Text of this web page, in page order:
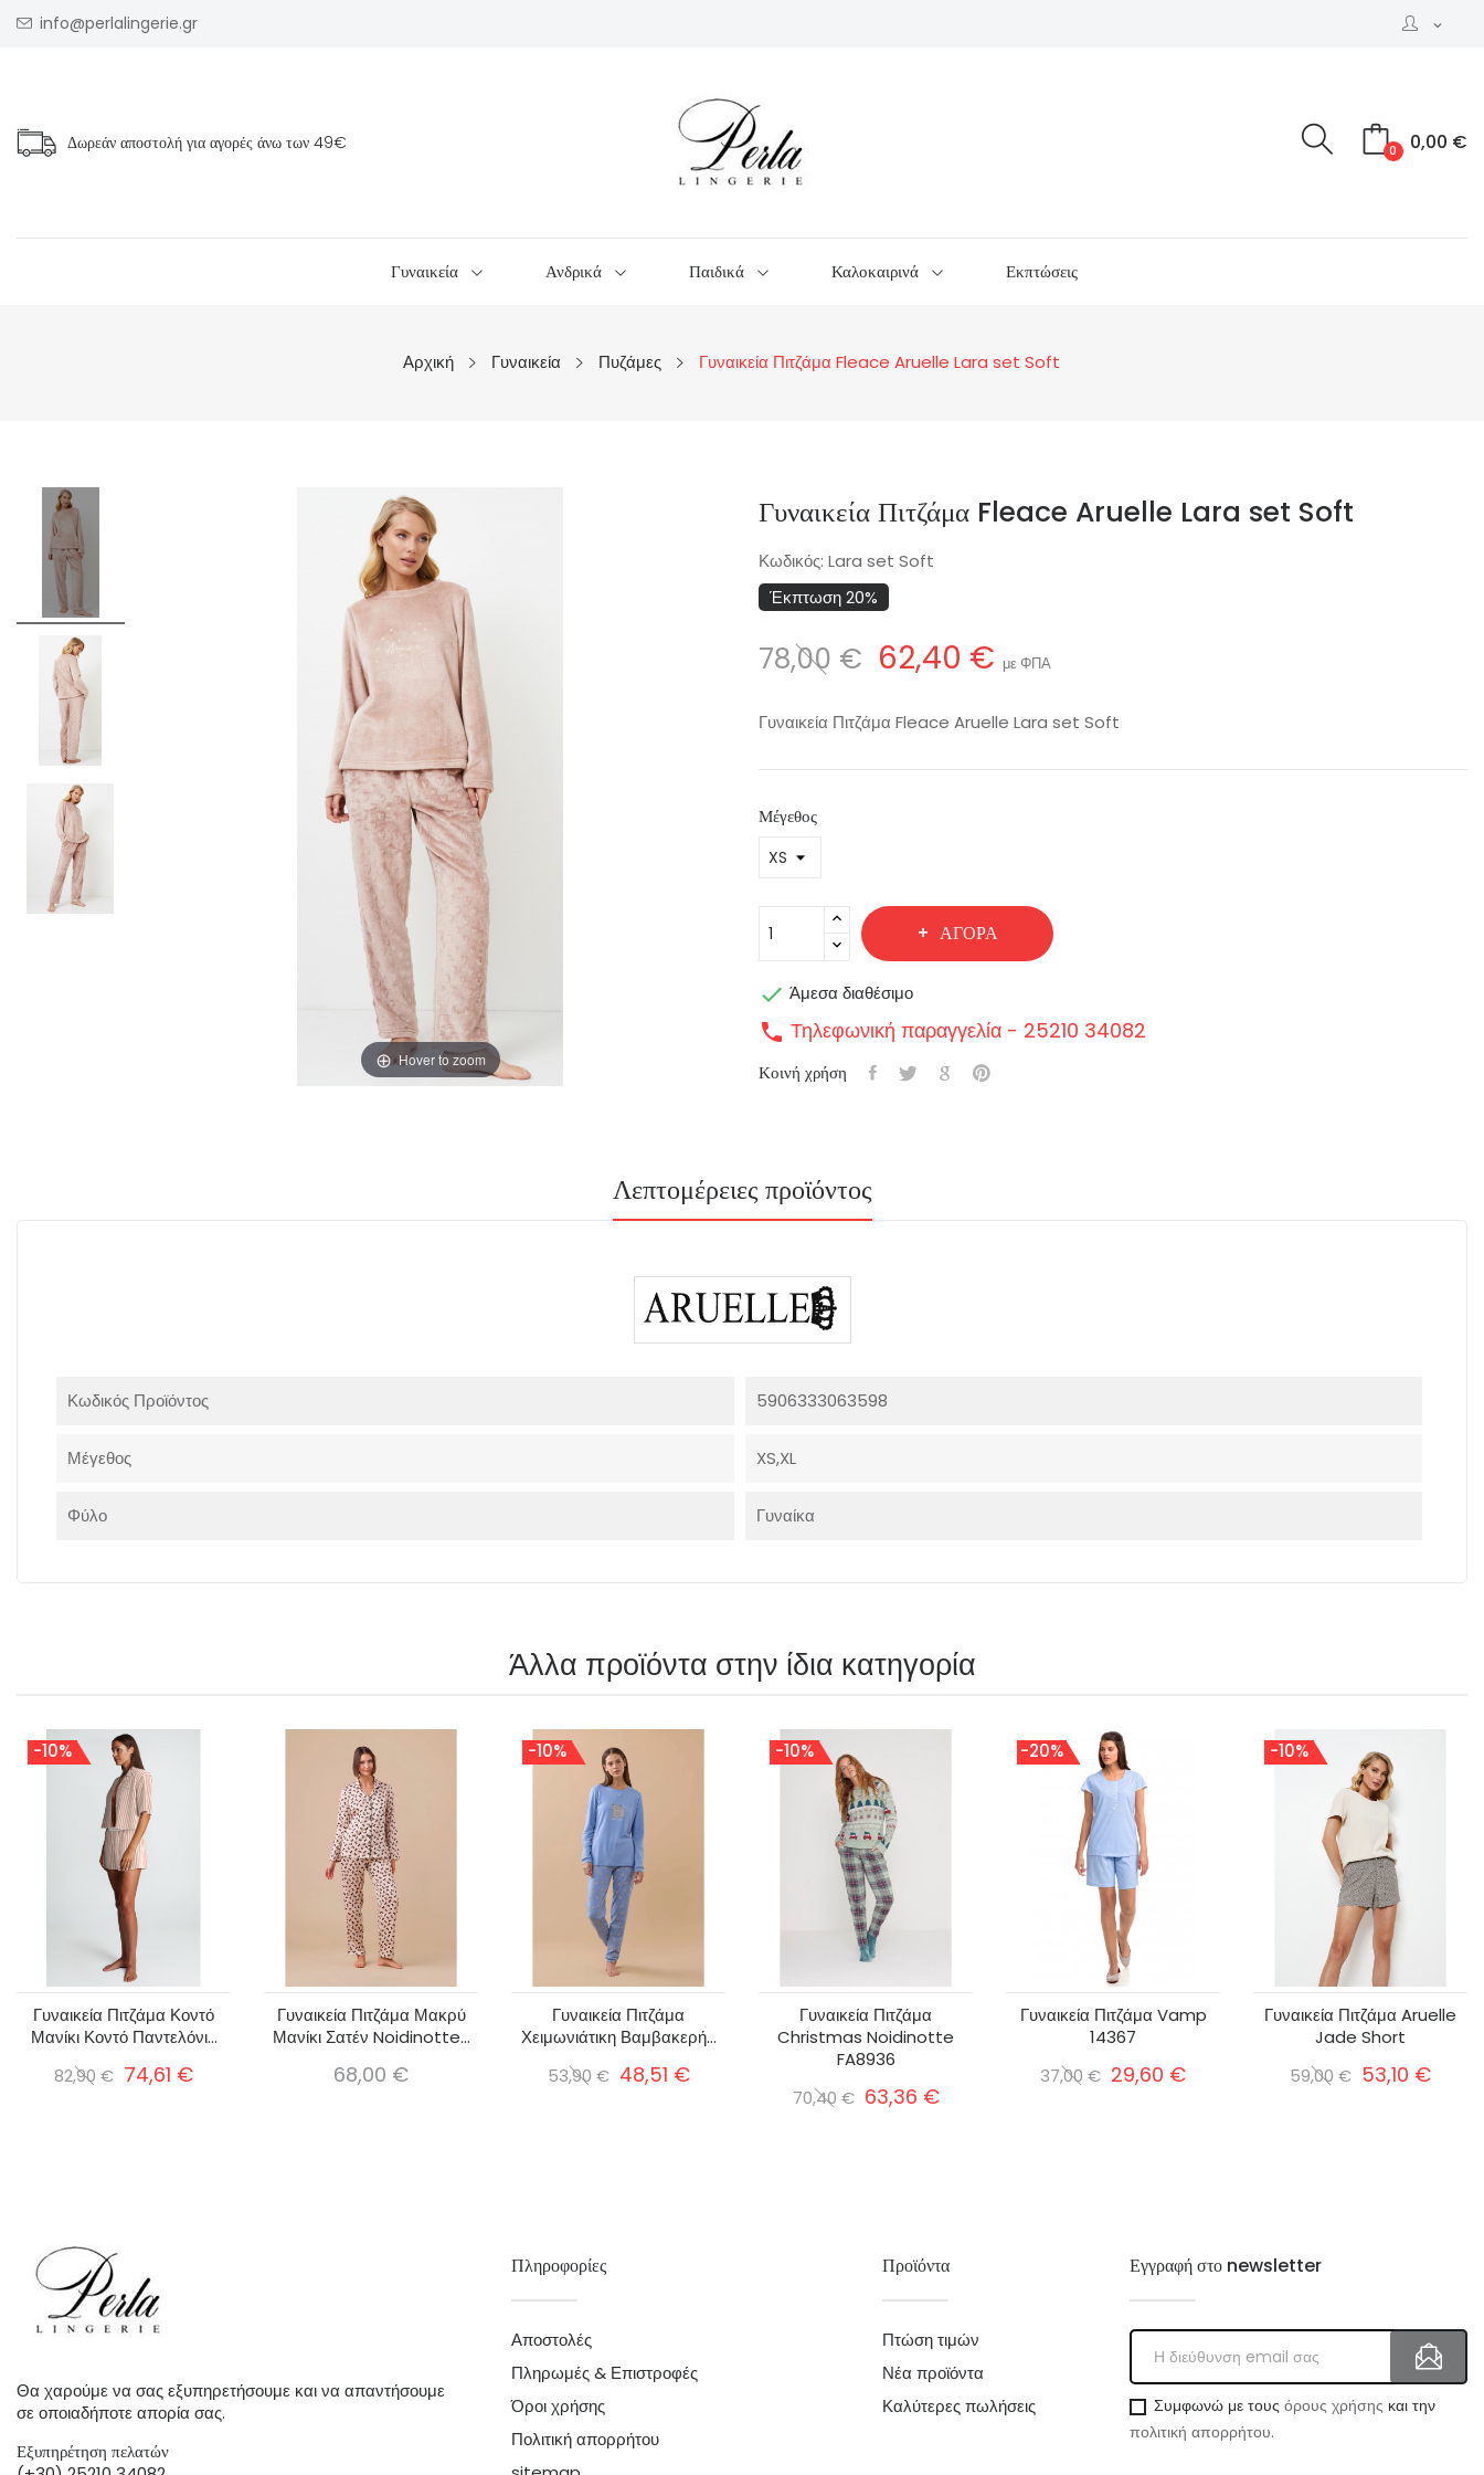
expand_more
info@perlalingerie.gr
Δωρεάν αποστολή για αγορές άνω των 49€ 0,00 €
0
Γυναικεία Ανδρικά Παιδικά Καλοκαιρινά Εκπτώσεις
Αρχική Γυναικεία Πυζάμες Γυναικεία Πιτζάμα Fleace Aruelle Lara set Soft
Hover to zoom
Γυναικεία Πιτζάμα Fleace Aruelle Lara set Soft
Κωδικός: Lara set Soft
Έκπτωση 20%
78,00 € 62,40 € με ΦΠΑ
Γυναικεία Πιτζάμα Fleace Aruelle Lara set Soft
Μέγεθος
ΑΓΟΡΆ
 Άμεσα διαθέσιμο
call Τηλεφωνική παραγγελία - 25210 34082
Κοινή χρήση
Λεπτομέρειες προϊόντος
Κωδικός Προϊόντος 5906333063598
Μέγεθος XS,XL
Φύλο Γυναίκα
Άλλα προϊόντα στην ίδια κατηγορία
-10%
Γυναικεία Πιτζάμα Κοντό
Μανίκι Κοντό Παντελόνι...
82,90 € 74,61 €
Γυναικεία Πιτζάμα Μακρύ
Μανίκι Σατέν Noidinotte...
68,00 €
-10%
Γυναικεία Πιτζάμα
Χειμωνιάτικη Βαμβακερή...
53,90 € 48,51 €
-10%
Γυναικεία Πιτζάμα
Christmas Noidinotte
FA8936
70,40 € 63,36 €
-20%
Γυναικεία Πιτζάμα Vamp
14367
37,00 € 29,60 €
-10%
Γυναικεία Πιτζάμα Aruelle
Jade Short
59,00 € 53,10 €
Θα χαρούμε να σας εξυπηρετήσουμε και να απαντήσουμε
σε οποιαδήποτε απορία σας.
Εξυπηρέτηση πελατών
Πληροφορίες
Αποστολές
Πληρωμές & Επιστροφές
Όροι χρήσης
Πολιτική απορρήτου
Προϊόντα
Πτώση τιμών
Νέα προϊόντα
Καλύτερες πωλήσεις
Εγγραφή στο newsletter
Συμφωνώ με τους όρους χρήσηςκαι την
πολιτική απορρήτου.